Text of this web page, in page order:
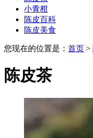
小青柑
陈皮百科
陈皮美食
您现在的位置是： 首页 >
陈皮茶